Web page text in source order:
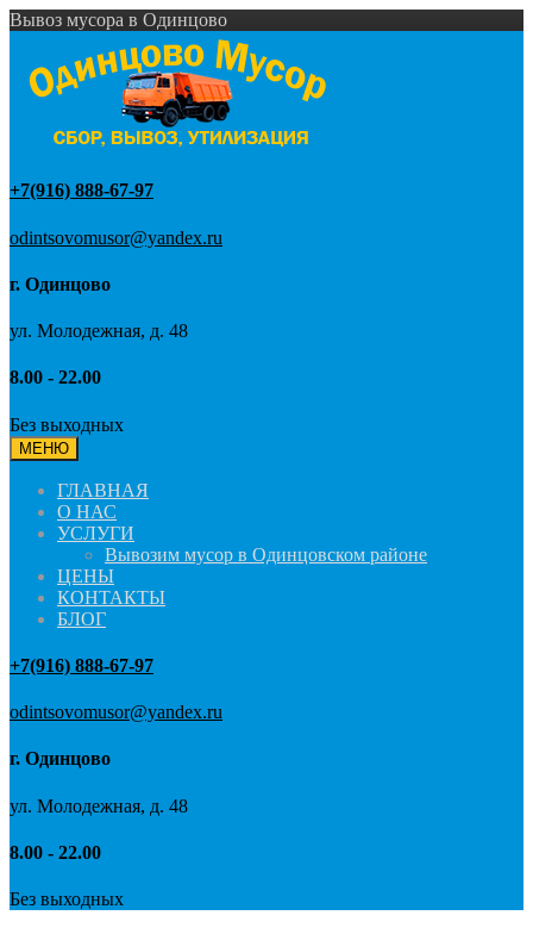
Вывоз мусора в Одинцово
+7(916) 888-67-97
odintsovomusor@yandex.ru
г. Одинцово
ул. Молодежная, д. 48
8.00 - 22.00
Без выходных
МЕНЮ
ГЛАВНАЯ
О НАС
УСЛУГИ
Вывозим мусор в Одинцовском районе
ЦЕНЫ
КОНТАКТЫ
БЛОГ
+7(916) 888-67-97
odintsovomusor@yandex.ru
г. Одинцово
ул. Молодежная, д. 48
8.00 - 22.00
Без выходных